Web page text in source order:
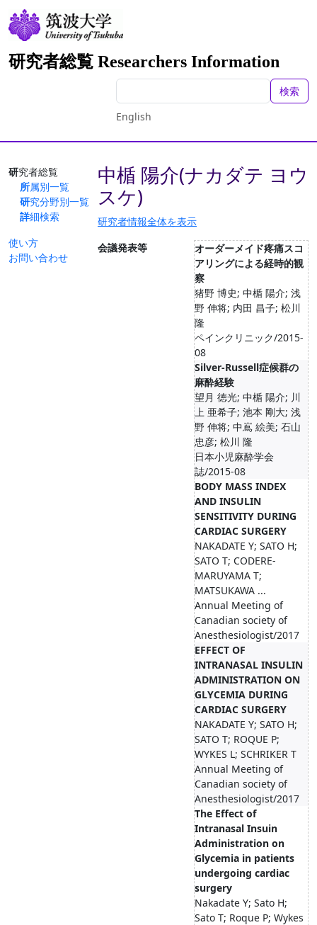
研究者総覧 Researchers Information
検索
English
研究者総覧
所属別一覧
研究分野別一覧
詳細検索
使い方
お問い合わせ
中楯 陽介(ナカダテ ヨウ
スケ)
研究者情報全体を表示
会議発表等
オーダーメイド疼痛スコ
アリングによる経時的観
察
猪野 博史; 中楯 陽介; 浅
野 伸将; 内田 昌子; 松川
隆
ペインクリニック/2015-
08
Silver-Russell症候群の
麻酔経験
望月 徳光; 中楯 陽介; 川
上 亜希子; 池本 剛大; 浅
野 伸将; 中嶌 絵美; 石山
忠彦; 松川 隆
日本小児麻酔学会
誌/2015-08
BODY MASS INDEX
AND INSULIN
SENSITIVITY DURING
CARDIAC SURGERY
NAKADATE Y; SATO H;
SATO T; CODERE-
MARUYAMA T;
MATSUKAWA ...
Annual Meeting of
Canadian society of
Anesthesiologist/2017
EFFECT OF
INTRANASAL INSULIN
ADMINISTRATION ON
GLYCEMIA DURING
CARDIAC SURGERY
NAKADATE Y; SATO H;
SATO T; ROQUE P;
WYKES L; SCHRIKER T
Annual Meeting of
Canadian society of
Anesthesiologist/2017
The Effect of
Intranasal Insuin
Administration on
Glycemia in patients
undergoing cardiac
surgery
Nakadate Y; Sato H;
Sato T; Roque P; Wykes